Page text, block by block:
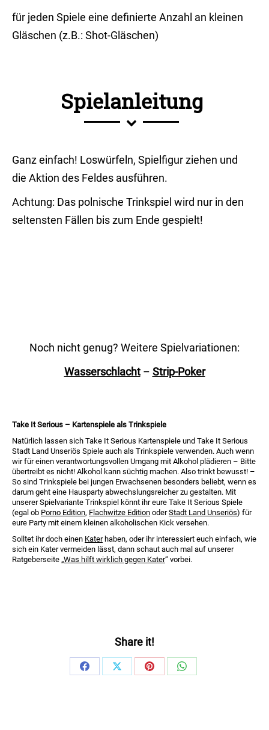
für jeden Spiele eine definierte Anzahl an kleinen
Gläschen (z.B.: Shot-Gläschen)
Spielanleitung
Ganz einfach! Loswürfeln, Spielfigur ziehen und
die Aktion des Feldes ausführen.
Achtung: Das polnische Trinkspiel wird nur in den
seltensten Fällen bis zum Ende gespielt!
Noch nicht genug? Weitere Spielvariationen:
Wasserschlacht– Strip-Poker
Take It Serious – Kartenspiele als Trinkspiele
Natürlich lassen sich Take It Serious Kartenspiele und Take It Serious
Stadt Land Unseriös Spiele auch als Trinkspiele verwenden. Auch wenn
wir für einen verantwortungsvollen Umgang mit Alkohol plädieren – Bitte
übertreibt es nicht! Alkohol kann süchtig machen. Also trinkt bewusst! –
So sind Trinkspiele bei jungen Erwachsenen besonders beliebt, wenn es
darum geht eine Hausparty abwechslungsreicher zu gestalten. Mit
unserer Spielvariante Trinkspiel könnt ihr eure Take It Serious Spiele
(egal ob Porno Edition, Flachwitze Edition oderStadt Land Unseriös) für
eure Party mit einem kleinen alkoholischen Kick versehen.
Solltet ihr doch einen Katerhaben, oder ihr interessiert euch einfach, wie
sich ein Kater vermeiden lässt, dann schaut auch mal auf unserer
Ratgeberseite „Was hilft wirklich gegen Kater“ vorbei.
Share it!
Share
Share
Share
Share